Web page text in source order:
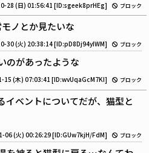
28 (日) 01:56:41 [ID:sgeek8prHEg] ブロック
ノとか見たいな
30 (火) 20:38:14[ID:pD8Dj94yIWM] ブロック
のがあったような
15 (木) 07:03:41 [ID:wvUqaGcM7KI] ブロック
イベントについてだが、猫型と
06 (火) 00:26:29[ID:GUw7kjH/FdM] ブロック